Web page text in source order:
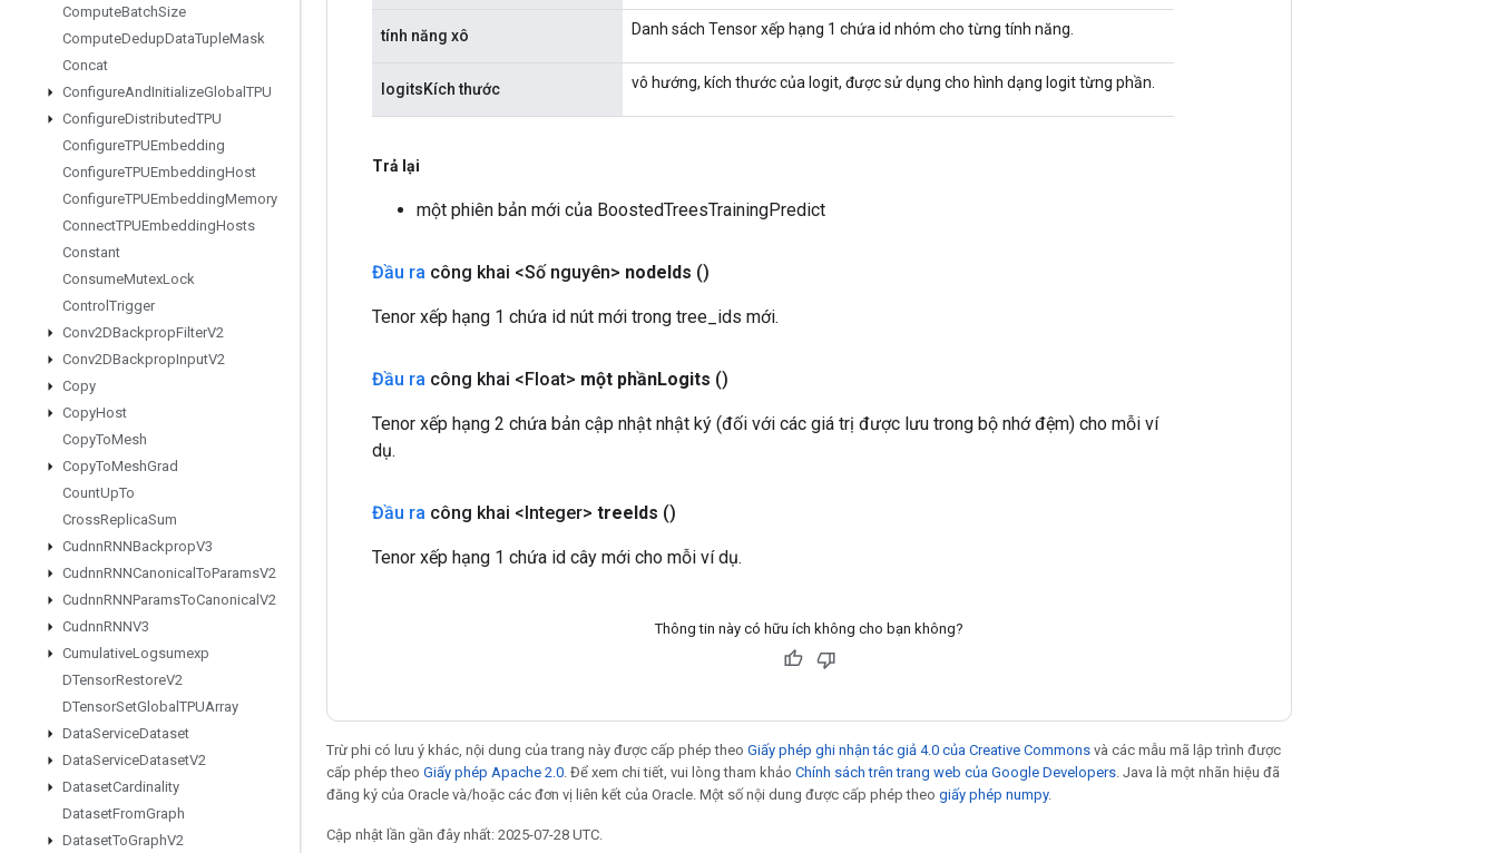
ComputeBatchSize
ComputeDedupDataTupleMask
Concat
ConfigureAndInitializeGlobal TPU
ConfigureDistributedTPU
ConfigureTPUEmbedding
ConfigureTPUEmbeddingHost
ConfigureTPUEmbeddingMemory
ConnectTPUEmbeddingHosts
Constant
ConsumeMutexLock
Control Trigger
Conv2DBackpropFilterV2
Conv2DBackpropInputV2
Copy
CopyHost
CopyToMesh
CopyToMeshGrad
CountUpTo
CrossReplicaSum
CudnnRNNBackpropV3
CudnnRNNCanonical ToParamsV2
CudnnRNNParamsToCanonical V2
CudnnRNNV3
CumulativeLogsumexp
DTensorRestoreV2
DTensorSetGlobal TPUArray
DataServiceDataset
DataServiceDatasetV2
DatasetCardinality
DatasetFromGraph
DatasetToGraphV2
tính năng xô Danh sách Tensor xếp hạng 1 chứa id nhóm cho từng tính năng.
logitsKích thước vô hướng, kích thước của logit, được sử dụng cho hình dạng logit từng phần.
Trả lại
một phiên bản mới của BoostedTreesTrainingPredict
Đầu ra công khai <Số nguyên> nodeIds ()
Tenor xếp hạng 1 chứa id nút mới trong tree_ids mới.
Đầu ra công khai <Float> một phầnLogits ()
Tenor xếp hạng 2 chứa bản cập nhật nhật ký (đối với các giá trị được lưu trong bộ nhớ đệm) cho mỗi ví
dụ.
Đầu ra công khai <Integer> treeIds ()
Tenor xếp hạng 1 chứa id cây mới cho mỗi ví dụ.
Thông tin này có hữu ích không cho bạn không?
Trừ phi có lưu ý khác, nội dung của trang này được cấp phép theo Giấy phép ghi nhận tác giả 4.0 của Creative Commons và các mẫu mã lập trình được
cấp phép theo Giấy phép Apache 2.0 . Để xem chi tiết, vui lòng tham khảo Chính sách trên trang web của Google Developers . Java là một nhãn hiệu đã
đăng ký của Oracle và/hoặc các đơn vị liên kết của Oracle. Một số nội dung được cấp phép theo giấy phép numpy.
Cập nhật lần gần đây nhất: 2025-07-28 UTC.